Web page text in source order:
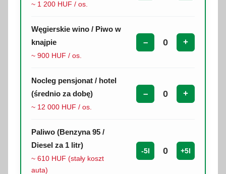
~ 1 200 HUF / os.
Węgierskie wino / Piwo w
knajpie
~ 900 HUF / os.
– +
Nocleg pensjonat / hotel
(średnio za dobę)
~ 12 000 HUF / os.
– +
Paliwo (Benzyna 95 /
Diesel za 1 litr)
~ 610 HUF (stały koszt
auta)
-5l +5l